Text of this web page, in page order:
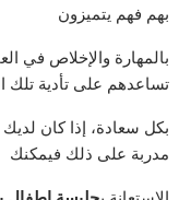
بهم فهم يتميزون
بالمهارة والإخلاص في
تساعدهم على تأدية تلك
بكل سعادة، إذا كان
مدربة على ذلك فيمكنك